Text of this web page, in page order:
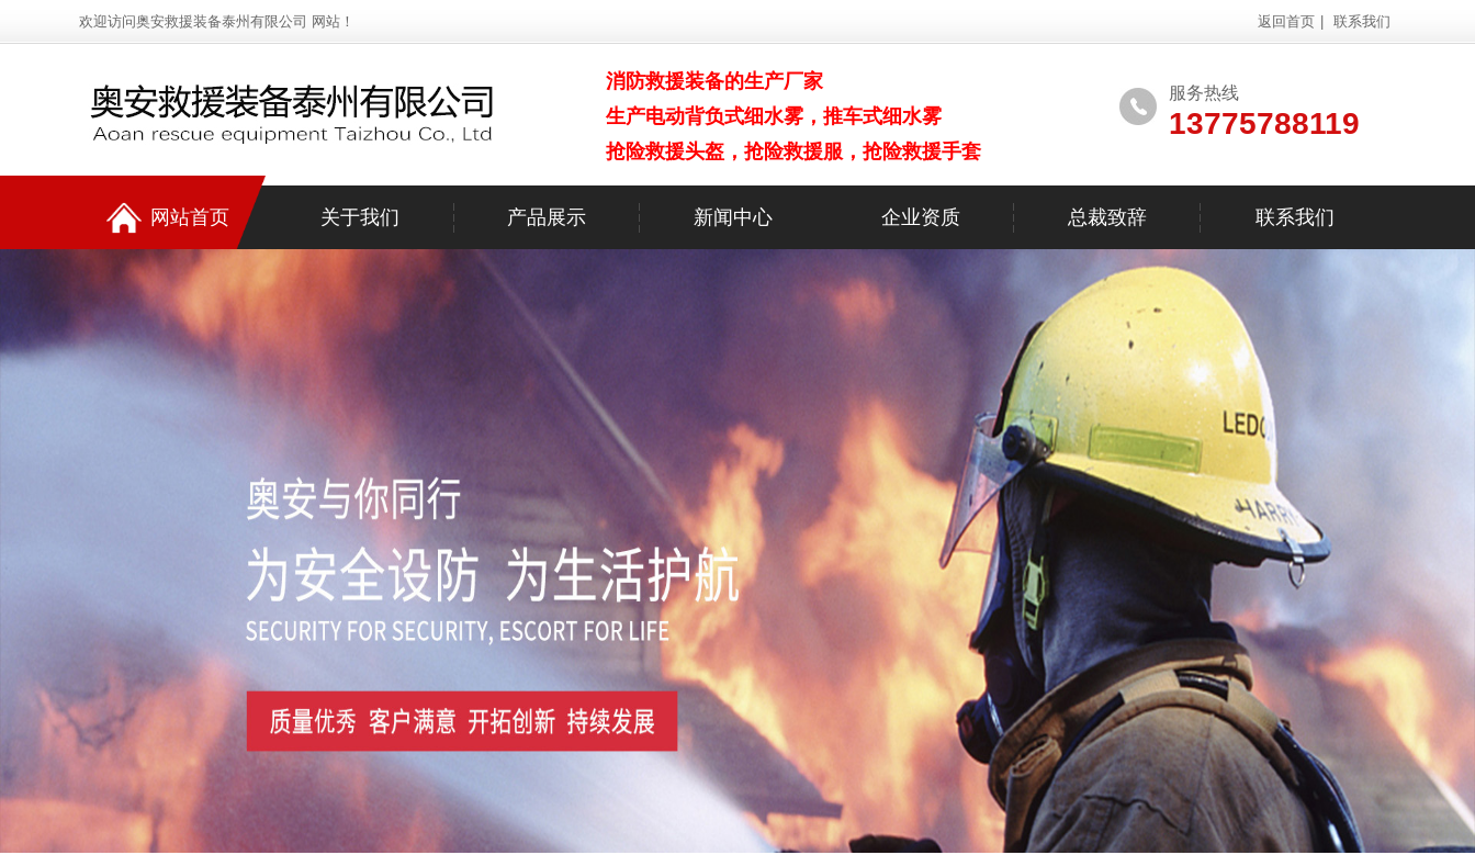
欢迎访问奥安救援装备泰州有限公司 网站！ 返回首页 联系我们
消防救援装备的生产厂家
生产电动背负式细水雾，推车式细水雾
抢险救援头盔，抢险救援服，抢险救援手套
服务热线
13775788119
网站首页 关于我们 产品展示 新闻中心 企业资质 总裁致辞 联系我们